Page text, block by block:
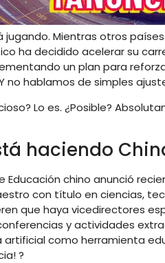
jugando. Mientras otros
ha decidido acelerar su
un plan para
no hablamos de simples
Lo es. ¿Posible?
haciendo
Educación chino anunció
con título en ciencias,
que haya vicedirectores
y actividades
artificial como herramienta
?